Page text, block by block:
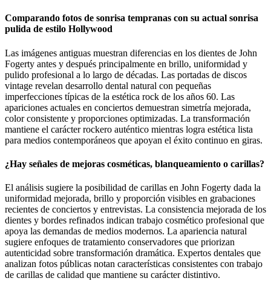
Comparando fotos de sonrisa tempranas con su actual sonrisa
pulida de estilo Hollywood
Las imágenes antiguas muestran diferencias en los dientes de John
Fogerty antes y después principalmente en brillo, uniformidad y
pulido profesional a lo largo de décadas. Las portadas de discos
vintage revelan desarrollo dental natural con pequeñas
imperfecciones típicas de la estética rock de los años 60. Las
apariciones actuales en conciertos demuestran simetría mejorada,
color consistente y proporciones optimizadas. La transformación
mantiene el carácter rockero auténtico mientras logra estética lista
para medios contemporáneos que apoyan el éxito continuo en giras.
¿Hay señales de mejoras cosméticas, blanqueamiento o carillas?
El análisis sugiere la posibilidad de carillas en John Fogerty dada la
uniformidad mejorada, brillo y proporción visibles en grabaciones
recientes de conciertos y entrevistas. La consistencia mejorada de los
dientes y bordes refinados indican trabajo cosmético profesional que
apoya las demandas de medios modernos. La apariencia natural
sugiere enfoques de tratamiento conservadores que priorizan
autenticidad sobre transformación dramática. Expertos dentales que
analizan fotos públicas notan características consistentes con trabajo
de carillas de calidad que mantiene su carácter distintivo.